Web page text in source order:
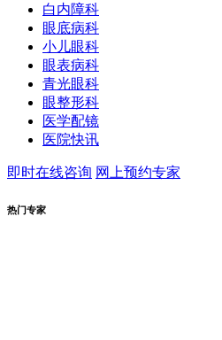
白内障科
眼底病科
小儿眼科
眼表病科
青光眼科
眼整形科
医学配镜
医院快讯
即时在线咨询 网上预约专家
热门专家